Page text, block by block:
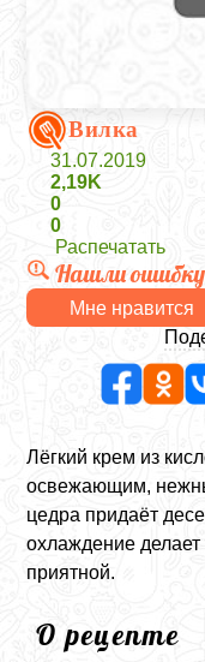
Вилка
31.07.2019
2,19K
0
0
Распечатать
Нашли
Мне нравится
Лёгкий крем из
освежающим,
цедра придаёт
охлаждение делает
приятной.
О рецепте